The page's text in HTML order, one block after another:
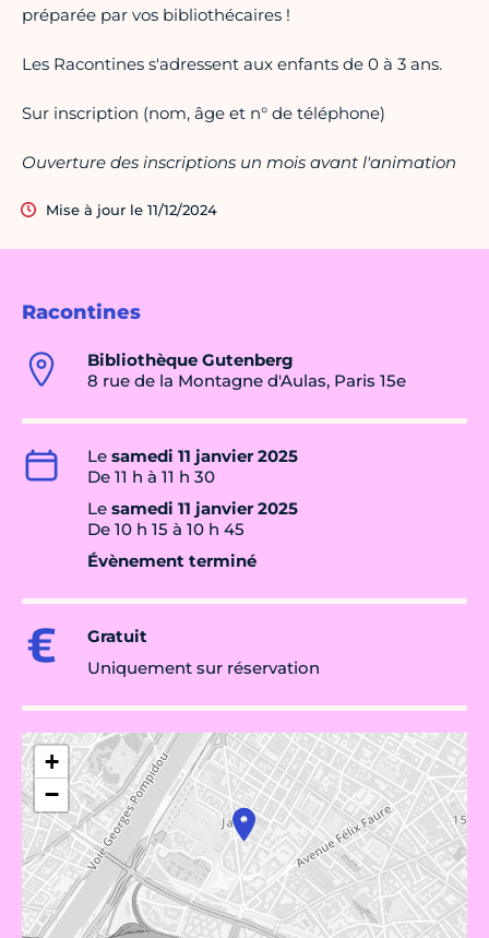
Racontines
Bibliothèque Gutenberg
8 rue de la Montagne d'Aulas, Paris 15e
Le samedi 11 janvier 2025
De 11 h à 11 h 30
Le samedi 11 janvier 2025
De 10 h 15 à 10 h 45
Évènement terminé
Gratuit
Uniquement sur réservation
+
−
préparée par vos bibliothécaires !
Les Racontines s'adressent aux enfants de 0 à 3 ans.
Sur inscription (nom, âge et n° de téléphone)
Ouverture des inscriptions un mois avant l'animation
Mise à jour le 11/12/2024